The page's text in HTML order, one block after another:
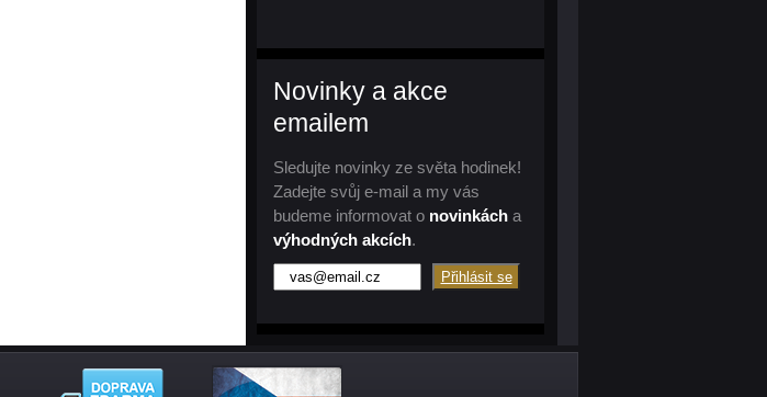
Novinky a akce
emailem
Sledujte novinky ze světa hodinek!
Zadejte svůj e-mail a my vás
budeme informovat o novinkách a
výhodných akcích.